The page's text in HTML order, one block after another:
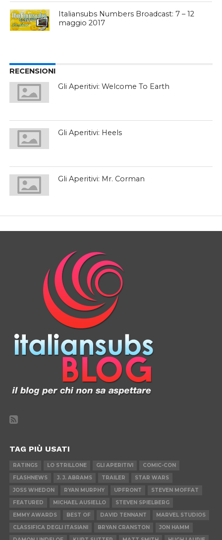
Italiansubs Numbers Broadcast: 7 – 12
maggio 2017
RECENSIONI
Gli Aperitivi: Welcome To Earth
Gli Aperitivi: Heels
Gli Aperitivi: Mr. Corman
TAG PIÙ USATI
RATINGS LO STRILLONE GLI APERITIVI
COMIC-CON
FLASHNEWS
J. J. ABRAMS TRAILER
STAR WARS
JOSS WHEDON
RYAN MURPHY UPFRONT
STEVEN MOFFAT
FEATURED
MICHAEL AUSIELLO
STEVEN SPIELBERG
EMMY AWARDS
BEST OF DAVID TENNANT
MARVEL STUDIOS
CLASSIFICA DEGLI ITASIANI
BRYAN CRANSTON
JON HAMM